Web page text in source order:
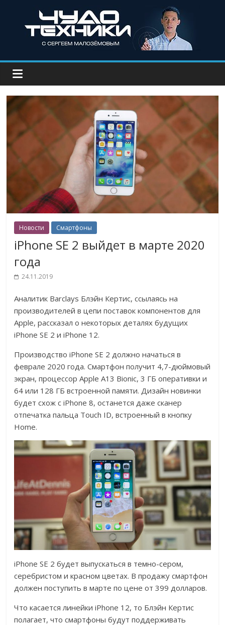
Новости Смартфоны
iPhone SE 2 выйдет в марте 2020
года
24.11.2019
Аналитик Barclays Блэйн Кертис, ссылаясь на
производителей в цепи поставок компонентов для
Apple, рассказал о некоторых деталях будущих
iPhone SE 2 и iPhone 12.
Производство iPhone SE 2 должно начаться в
феврале 2020 года. Смартфон получит 4,7-дюймовый
экран, процессор Apple A13 Bionic, 3 ГБ оперативки и
64 или 128 ГБ встроенной памяти. Дизайн новинки
будет схож с iPhone 8, останется даже сканер
отпечатка пальца Touch ID, встроенный в кнопку
Home.
iPhone SE 2 будет выпускаться в темно-сером,
серебристом и красном цветах. В продажу смартфон
должен поступить в марте по цене от 399 долларов.
Что касается линейки iPhone 12, то Блэйн Кертис
полагает, что смартфоны будут поддерживать